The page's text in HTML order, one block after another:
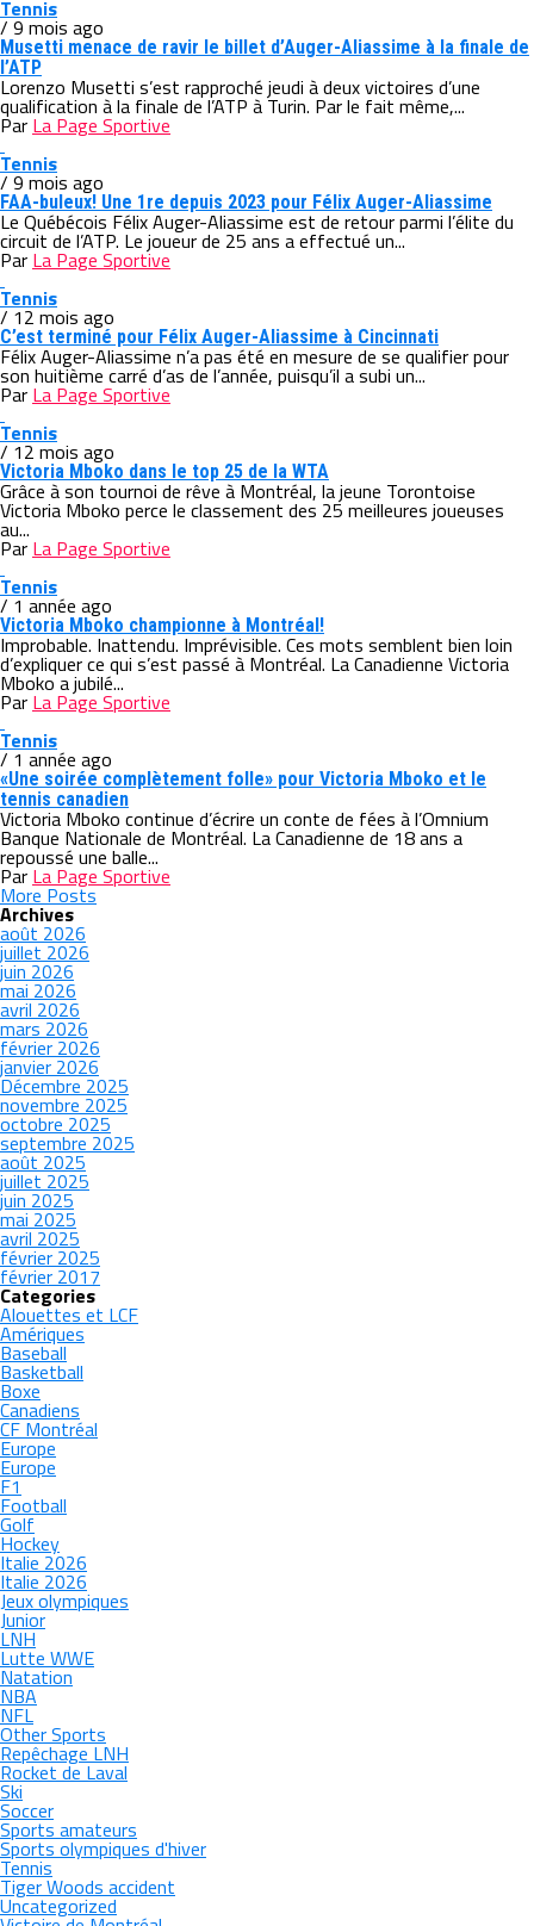
Tennis
/ 9 mois ago
Musetti menace de ravir le billet d’Auger-Aliassime à la finale de
l’ATP
Lorenzo Musetti s’est rapproché jeudi à deux victoires d’une
qualification à la finale de l’ATP à Turin. Par le fait même,...
Par La Page Sportive
Tennis
/ 9 mois ago
FAA-buleux! Une 1re depuis 2023 pour Félix Auger-Aliassime
Le Québécois Félix Auger-Aliassime est de retour parmi l’élite du
circuit de l’ATP. Le joueur de 25 ans a effectué un...
Par La Page Sportive
Tennis
/ 12 mois ago
C’est terminé pour Félix Auger-Aliassime à Cincinnati
Félix Auger-Aliassime n’a pas été en mesure de se qualifier pour
son huitième carré d’as de l’année, puisqu’il a subi un...
Par La Page Sportive
Tennis
/ 12 mois ago
Victoria Mboko dans le top 25 de la WTA
Grâce à son tournoi de rêve à Montréal, la jeune Torontoise
Victoria Mboko perce le classement des 25 meilleures joueuses
au...
Par La Page Sportive
Tennis
/ 1 année ago
Victoria Mboko championne à Montréal!
Improbable. Inattendu. Imprévisible. Ces mots semblent bien loin
d’expliquer ce qui s’est passé à Montréal. La Canadienne Victoria
Mboko a jubilé...
Par La Page Sportive
Tennis
/ 1 année ago
«Une soirée complètement folle» pour Victoria Mboko et le
tennis canadien
Victoria Mboko continue d’écrire un conte de fées à l’Omnium
Banque Nationale de Montréal. La Canadienne de 18 ans a
repoussé une balle...
Par La Page Sportive
More Posts
Archives
août 2026
juillet 2026
juin 2026
mai 2026
avril 2026
mars 2026
février 2026
janvier 2026
Décembre 2025
novembre 2025
octobre 2025
septembre 2025
août 2025
juillet 2025
juin 2025
mai 2025
avril 2025
février 2025
février 2017
Categories
Alouettes et LCF
Amériques
Baseball
Basketball
Boxe
Canadiens
CF Montréal
Europe
Europe
F1
Football
Golf
Hockey
Italie 2026
Italie 2026
Jeux olympiques
Junior
LNH
Lutte WWE
Natation
NBA
NFL
Other Sports
Repêchage LNH
Rocket de Laval
Ski
Soccer
Sports amateurs
Sports olympiques d'hiver
Tennis
Tiger Woods accident
Uncategorized